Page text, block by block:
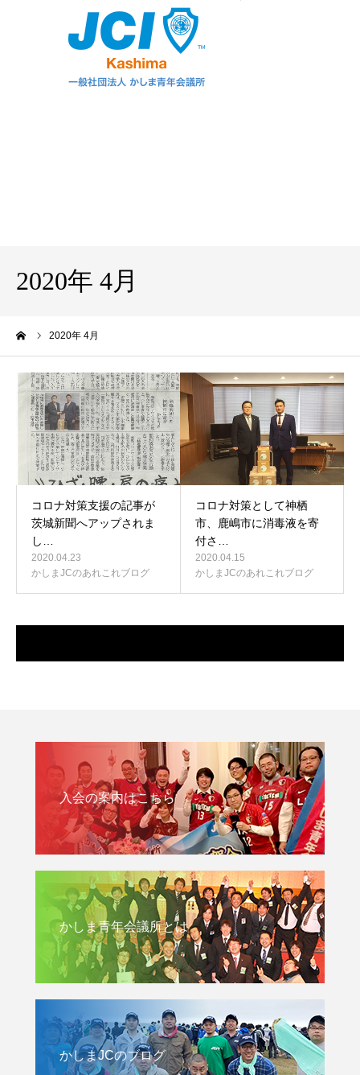
2020年 4月
2020年 4月
コロナ対策支援の記事が
茨城新聞へアップされま
し…
2020.04.23
かしまJCのあれこれブログ
コロナ対策として神栖
市、鹿嶋市に消毒液を寄
付さ…
2020.04.15
かしまJCのあれこれブログ
入会の案内はこちら
かしま青年会議所とは
かしまJCのブログ